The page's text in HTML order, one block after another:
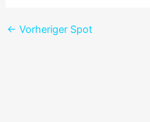
← Vorheriger Spot